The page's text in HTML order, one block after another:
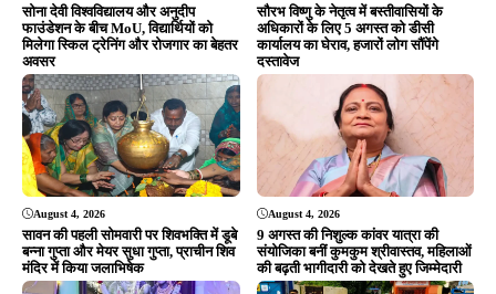
सोना देवी विश्वविद्यालय और अनुदीप
फाउंडेशन के बीच MoU, विद्यार्थियों को
मिलेगा स्किल ट्रेनिंग और रोजगार का बेहतर
अवसर
सौरभ विष्णु के नेतृत्व में बस्तीवासियों के
अधिकारों के लिए 5 अगस्त को डीसी
कार्यालय का घेराव, हजारों लोग सौंपेंगे
दस्तावेज
August 4, 2026
सावन की पहली सोमवारी पर शिवभक्ति में डूबे
बन्ना गुप्ता और मेयर सुधा गुप्ता, प्राचीन शिव
मंदिर में किया जलाभिषेक
August 4, 2026
9 अगस्त की निशुल्क कांवर यात्रा की
संयोजिका बनीं कुमकुम श्रीवास्तव, महिलाओं
की बढ़ती भागीदारी को देखते हुए जिम्मेदारी